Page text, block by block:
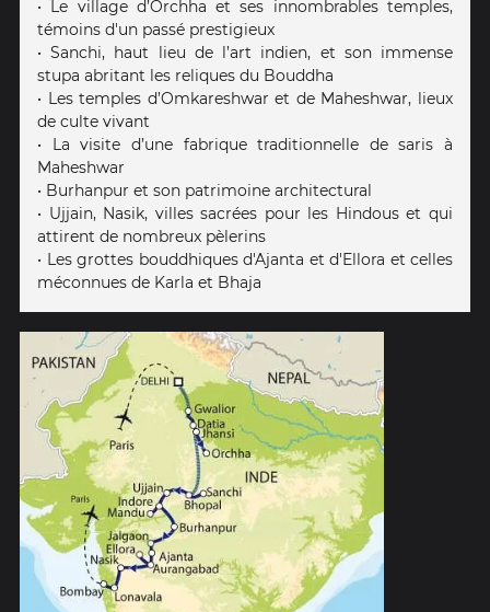
• Le village d’Orchha et ses innombrables temples,
témoins d'un passé prestigieux
• Sanchi, haut lieu de l’art indien, et son immense
stupa abritant les reliques du Bouddha
• Les temples d’Omkareshwar et de Maheshwar, lieux
de culte vivant
• La visite d’une fabrique traditionnelle de saris à
Maheshwar
• Burhanpur et son patrimoine architectural
• Ujjain, Nasik, villes sacrées pour les Hindous et qui
attirent de nombreux pèlerins
• Les grottes bouddhiques d'Ajanta et d'Ellora et celles
méconnues de Karla et Bhaja